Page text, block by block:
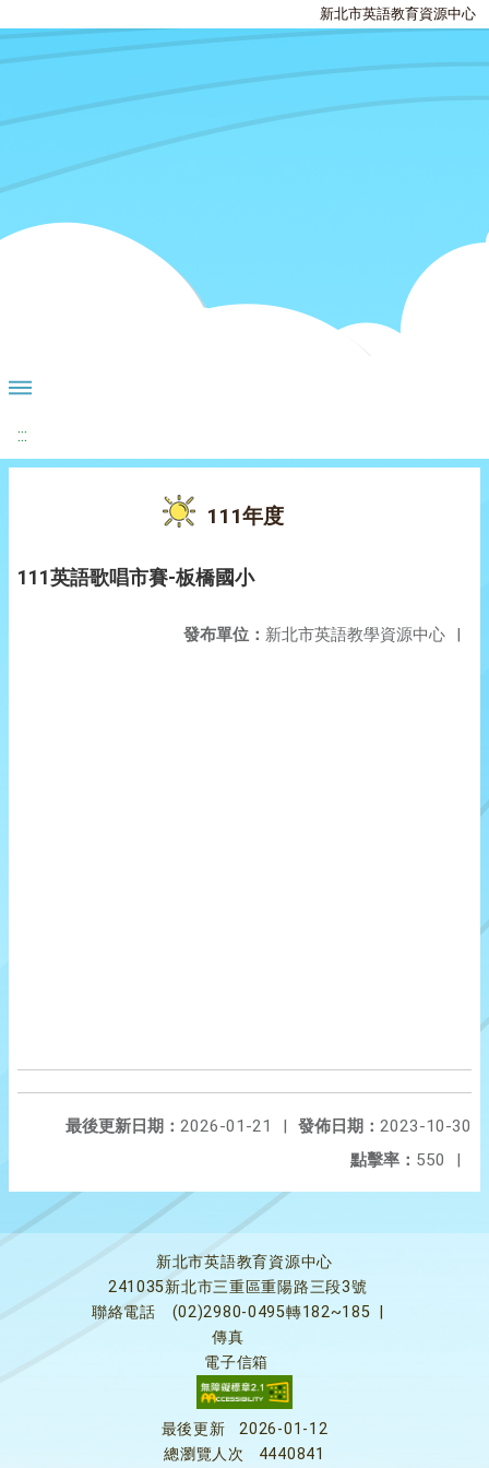
新北市英語教育資源中心
:::
111年度
111英語歌唱市賽-板橋國小
發布單位： 新北市英語教學資源中心 |
發佈日期： 2023-10-30
最後更新日期： 2026-01-21
|
點擊率： 550 |
新北市英語教育資源中心
241035新北市三重區重陽路三段3號
聯絡電話
(02)2980-0495轉182~185
傳真
電子信箱
最後更新
2026-01-12
總瀏覽人次
4440841